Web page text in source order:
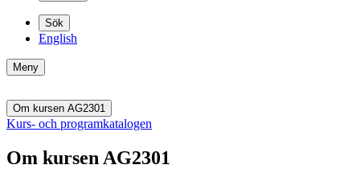
Sök
English
Meny
Om kursen AG2301
Kurs- och programkatalogen
Om kursen AG2301